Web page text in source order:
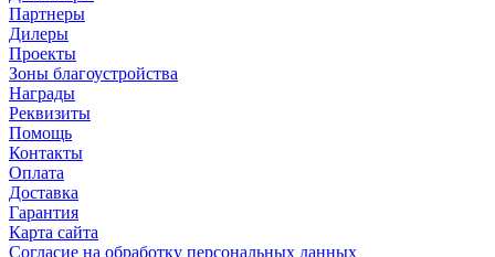
Партнеры
Дилеры
Проекты
Зоны благоустройства
Награды
Реквизиты
Помощь
Контакты
Оплата
Доставка
Гарантия
Карта сайта
Согласие на обработку персональных данных